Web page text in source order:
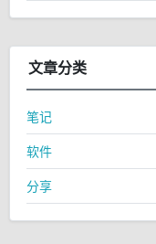
文章分类
笔记
软件
分享